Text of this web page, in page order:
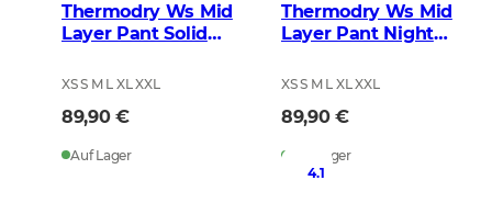
Thermodry Ws Mid
Layer Pant Solid
XS S M L XL XXL
89,90 €
Auf Lager
Thermodry Ws Mid
Layer Pant Night
XS S M L XL XXL
89,90 €
Auf Lager
4.1